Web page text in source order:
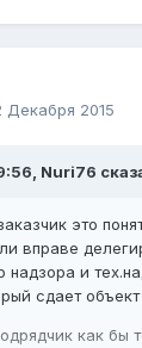
Декабря 2015
Nuri76
это
вправе
надзора и
сдает
как бы